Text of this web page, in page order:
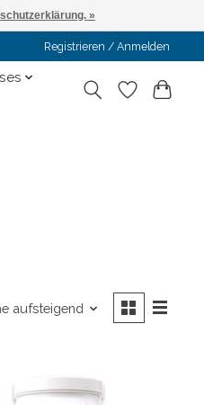
Registrieren / Anmelden
aufsteigend
»